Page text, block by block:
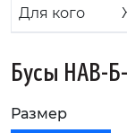
Для кого
Бусы НАВ-
Размер